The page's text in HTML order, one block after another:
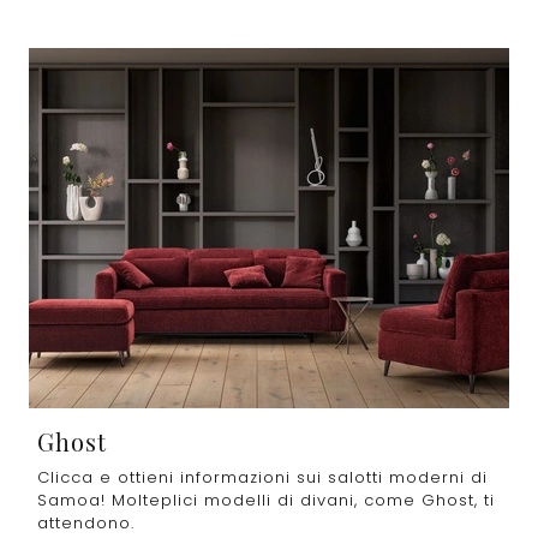
Ghost
Clicca e ottieni informazioni sui salotti moderni di
Samoa! Molteplici modelli di divani, come Ghost, ti
attendono.